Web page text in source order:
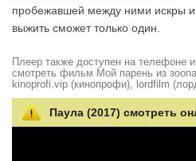
пробежавшей между ними искры и
выжить сможет только один.
Плеер также доступен на телефоне
смотреть фильм Мой парень из
kinoprofi.vip (кинопрофи), lordfilm
Паула (2017) смотреть